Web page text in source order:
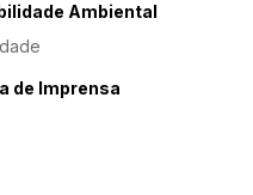
Ambiental
de Imprensa